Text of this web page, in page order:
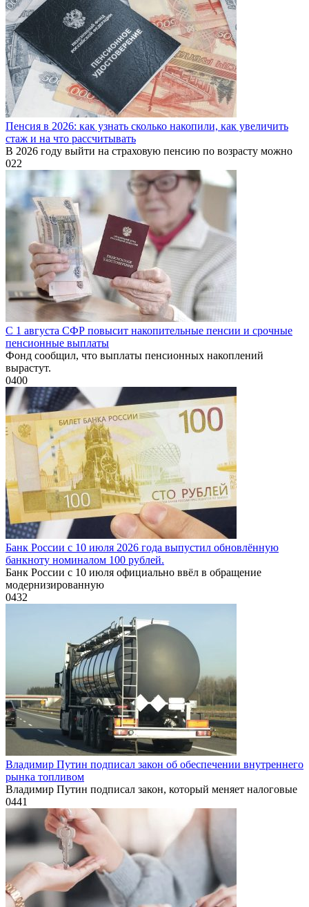
Пенсия в 2026: как узнать сколько накопили, как увеличить
стаж и на что рассчитывать
В 2026 году выйти на страховую пенсию по возрасту можно
022
С 1 августа СФР повысит накопительные пенсии и срочные
пенсионные выплаты
Фонд сообщил, что выплаты пенсионных накоплений
вырастут.
0400
Банк России с 10 июля 2026 года выпустил обновлённую
банкноту номиналом 100 рублей.
Банк России с 10 июля официально ввёл в обращение
модернизированную
0432
Владимир Путин подписал закон об обеспечении внутреннего
рынка топливом
Владимир Путин подписал закон, который меняет налоговые
0441